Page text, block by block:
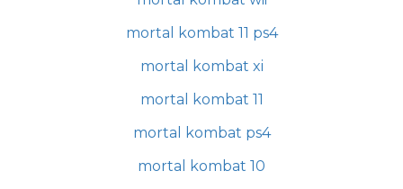
mortal kombat 11 ps4
mortal kombat xi
mortal kombat 11
mortal kombat ps4
mortal kombat 10